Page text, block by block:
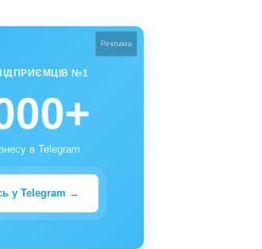
Реклама
№1
в Telegram
у Telegram →